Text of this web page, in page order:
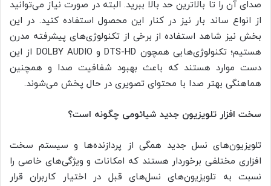
صدای آن را تا بالاترین حد بالا ببرید. البته در صورت نیاز می‌توانید
از انواع ساند بار نیز در کنار این محصول استفاده کنید. در این
بخش نیز شاهد استفاده از برخی از تکنولوژی‌های پیشرفته مدرن
هستیم؛ تکنولوژی‌هایی همچون DTS-HD و DOLBY AUDIO از این
دست موارد هستند که باعث بهبود شفافیت صدا و همچنین
هماهنگی بهتر صدا با محتوای تصویری در حال پخش می‌شوند.
سخت افزار تلویزیون جدید شیائومی چگونه است؟
تلویزیون‌های نسل جدید همگی از پردازنده‌ها و سیستم سخت
افزاری مختلفی برخوردار هستند که امکانات و ویژگی‌های خاصی را
نسبت به تلویزیون‌های نسل‌های قبل در اختیار کاربران قرار